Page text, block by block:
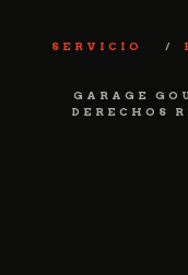
SERVICIO
GARAGE
DERECHOS